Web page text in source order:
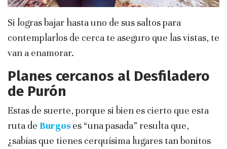
Si logras bajar hasta uno de sus saltos para
contemplarlos de cerca te aseguro que las vistas, te
van a enamorar.
Planes cercanos al Desfiladero
de Purón
Estas de suerte, porque si bien es cierto que esta
ruta de Burgos es “una pasada” resulta que,
¿sabías que tienes cerquísima lugares tan bonitos